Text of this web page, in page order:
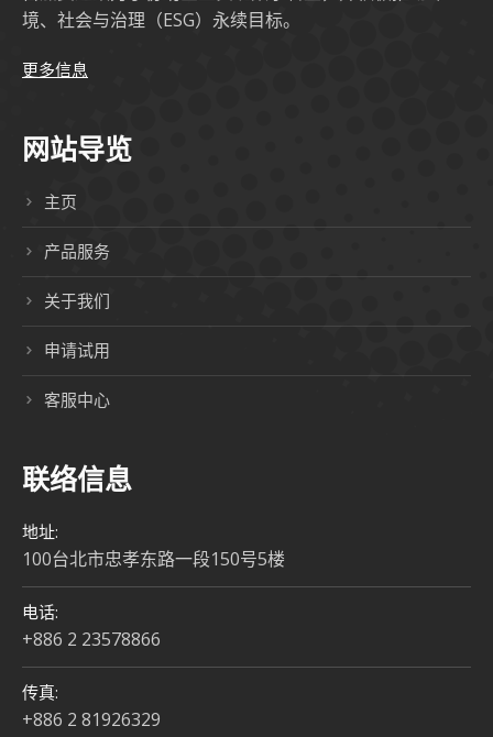
境、社会与治理（ESG）永续目标。
更多信息
网站导览
主页
产品服务
关于我们
申请试用
客服中心
联络信息
地址:
100台北市忠孝东路一段150号5楼
电话:
+886 2 23578866
传真:
+886 2 81926329